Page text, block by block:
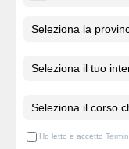
Ho letto e accetto